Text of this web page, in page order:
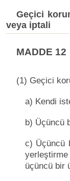
Geçici
veya iptali
MADDE 12
(1) Geçici
a) Kendi
b) Üçüncü
c) Üçüncü
üçüncü bir